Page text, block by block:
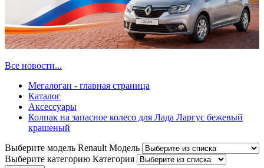
Все новости...
Мегалоган - главная страница
Каталог
Аксессуары
Колпак на запасное колесо для Лада Ларгус бежевый
крашеный
Выберите модель Renault Модель
Выберите категорию Категория